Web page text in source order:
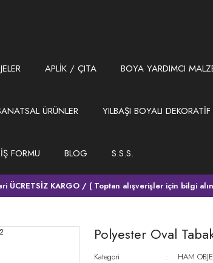
APLİK / ÇITA BOYA YARDIMCI
ÜRÜNLER YILBAŞI BOYALI DEKORATİF
FORMU BLOG S.S.S.
ÜCRETSİZ KARGO / ( Toptan alışverişler için bilgi
Polyester Oval
Kategori HAM